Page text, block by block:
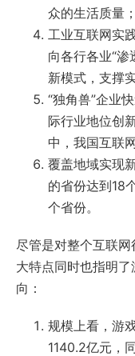
众的生活质量；
工业互联网实
向各行各业“渗
新模式，支撑
“独角兽”企业
际行业地位创
中，我国互联
覆盖地域实现
的省份达到18
个省份。
尽管是对整个互联
大特点同时也指明
向：
规模上看，游
1140.2亿元，